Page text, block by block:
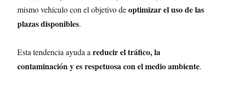
mismo vehículo con el objetivo deoptimizar el uso de las
plazas disponibles.
Esta tendencia ayuda areducir el tráfico, la
contaminación y es respetuosa con el medio ambiente.